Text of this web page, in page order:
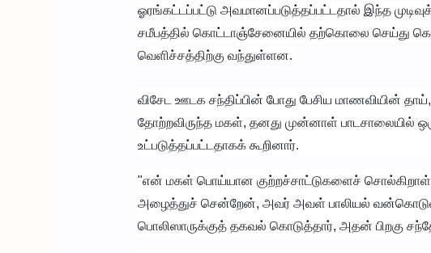
ஓரங்கட்டப்பட்டு அவமானப்படுத்தப்பட்டதால் இந்த
சமீபத்தில் கொட்டாஞ்சேனையில் தற்கொலை செய்து
வெளிச்சத்திற்கு வந்துள்ளன.
விசேட ஊடக சந்திப்பின் போது பேசிய மாணவியின்
தோற்றவிருந்த மகள், தனது முன்னாள் பாடசாலையில்
உட்படுத்தப்பட்டதாகக் கூறினார்.
"என் மகள் பொய்யான குற்றச்சாட்டுகளைச் சொல்கிறாள்
அழைத்துச் சென்றேன், அவர் அவள் பாலியல்
பொலிஸாருக்குத் தகவல் கொடுத்தார், அதன் பிறகு